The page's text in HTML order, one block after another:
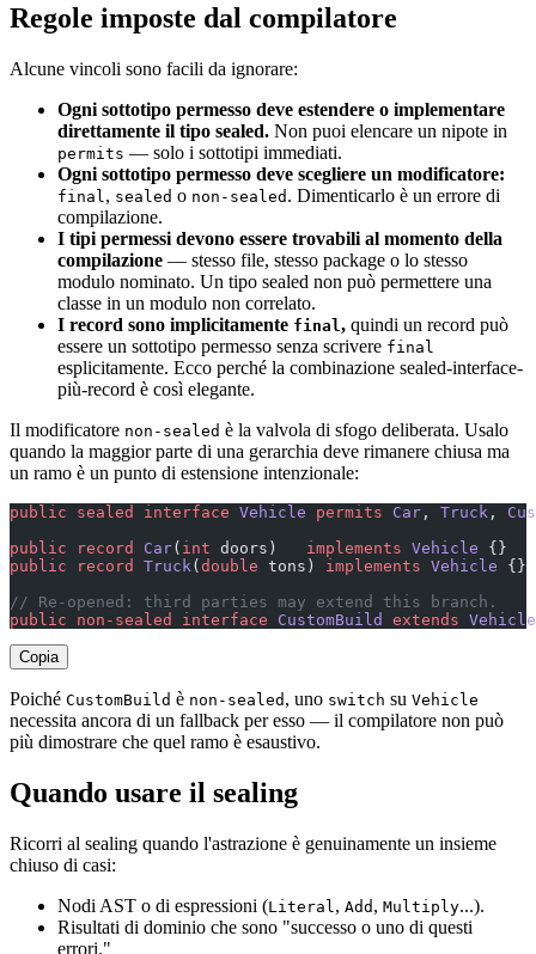
Regole imposte dal compilatore
Alcune vincoli sono facili da ignorare:
Ogni sottotipo permesso deve estendere o implementare
direttamente il tipo sealed. Non puoi elencare un nipote in
permits — solo i sottotipi immediati.
Ogni sottotipo permesso deve scegliere un modificatore:
final , sealed o non-sealed . Dimenticarlo è un errore di
compilazione.
I tipi permessi devono essere trovabili al momento della
compilazione — stesso file, stesso package o lo stesso
modulo nominato. Un tipo sealed non può permettere una
classe in un modulo non correlato.
I record sono implicitamente final , quindi un record può
essere un sottotipo permesso senza scrivere final
esplicitamente. Ecco perché la combinazione sealed-interface-
più-record è così elegante.
Il modificatore non-sealed è la valvola di sfogo deliberata. Usalo
quando la maggior parte di una gerarchia deve rimanere chiusa ma
un ramo è un punto di estensione intenzionale:
public sealed interface Vehicle permits Car , Truck ,
public record Car( int doors) implements Vehicle {}
public record Truck ( double tons) implements Vehicle {}
// Re-opened: third parties may extend this branch.
public non-sealed interface CustomBuild extends Vehicle
Copia
Poiché CustomBuild è non-sealed , uno switch su Vehicle
necessita ancora di un fallback per esso — il compilatore non può
più dimostrare che quel ramo è esaustivo.
Quando usare il sealing
Ricorri al sealing quando l'astrazione è genuinamente un insieme
chiuso di casi:
Nodi AST o di espressioni (Literal , Add , Multiply...).
Risultati di dominio che sono "successo o uno di questi
errori."